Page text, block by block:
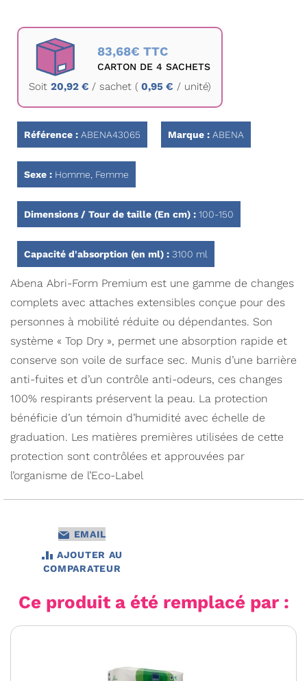
Passer
Galerie
83,68€ TTC
CARTON DE 4 SACHETS
Soit 20,92 € / sachet ( 0,95 € / unité)
Référence : ABENA43065 Marque : ABENA
Sexe : Homme, Femme
Dimensions / Tour de taille (En cm) : 100-150
Capacité d'absorption (en ml) : 3100 ml
Abena Abri-Form Premium est une gamme de changes
complets avec attaches extensibles conçue pour des
personnes à mobilité réduite ou dépendantes. Son
système « Top Dry », permet une absorption rapide et
conserve son voile de surface sec. Munis d’une barrière
anti-fuites et d’un contrôle anti-odeurs, ces changes
100% respirants préservent la peau. La protection
bénéficie d’un témoin d’humidité avec échelle de
graduation. Les matières premières utilisées de cette
protection sont contrôlées et approuvées par
l’organisme de l’Eco-Label
EMAIL
AJOUTER AU
COMPARATEUR
Ce produit a été remplacé par :